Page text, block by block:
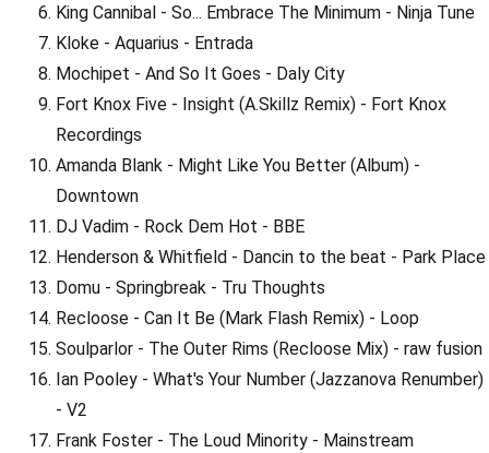
King Cannibal - So... Embrace The Minimum - Ninja Tune
Kloke - Aquarius - Entrada
Mochipet - And So It Goes - Daly City
Fort Knox Five - Insight (A.Skillz Remix) - Fort Knox
Recordings
Amanda Blank - Might Like You Better (Album) -
Downtown
DJ Vadim - Rock Dem Hot - BBE
Henderson & Whitfield - Dancin to the beat - Park Place
Domu - Springbreak - Tru Thoughts
Recloose - Can It Be (Mark Flash Remix) - Loop
Soulparlor - The Outer Rims (Recloose Mix) - raw fusion
Ian Pooley - What's Your Number (Jazzanova Renumber)
- V2
Frank Foster - The Loud Minority - Mainstream